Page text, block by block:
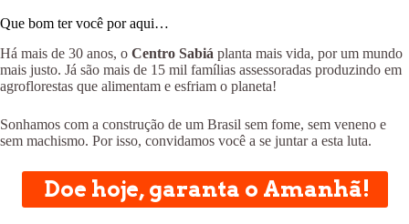
Que bom ter você por aqui…
Há mais de 30 anos, o Centro Sabiá planta mais vida, por um mundo
mais justo. Já são mais de 15 mil famílias assessoradas produzindo em
agroflorestas que alimentam e esfriam o planeta!
Sonhamos com a construção de um Brasil sem fome, sem veneno e
sem machismo. Por isso, convidamos você a se juntar a esta luta.
Doe hoje, garanta o Amanhã!